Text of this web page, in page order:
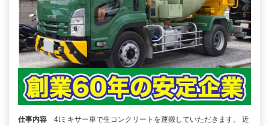
仕事内容
4tミキサー車で生コンクリートを運搬していただきます。 近